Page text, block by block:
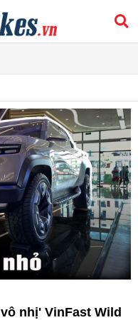
nhị' VinFast Wild